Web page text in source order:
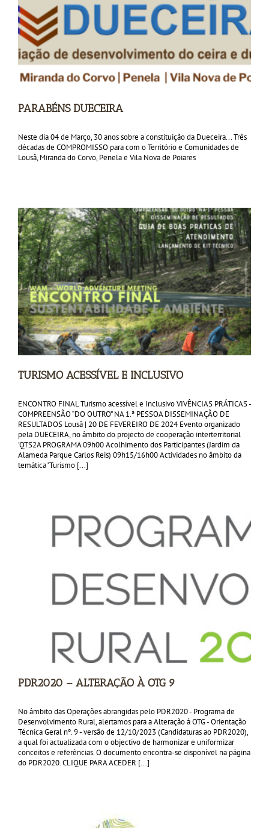
PARABÉNS DUECEIRA
Neste dia 04 de Março, 30 anos sobre a constituição da Dueceira... Três
décadas de COMPROMISSO para com o Território e Comunidades de
Lousã, Miranda do Corvo, Penela e Vila Nova de Poiares
TURISMO ACESSÍVEL E INCLUSIVO
ENCONTRO FINAL Turismo acessível e Inclusivo VIVÊNCIAS PRÁTICAS -
COMPREENSÃO “DO OUTRO” NA 1.ª PESSOA DISSEMINAÇÃO DE
RESULTADOS Lousã | 20 DE FEVEREIRO DE 2024 Evento organizado
pela DUECEIRA, no âmbito do projecto de cooperação interterritorial
'QTS2A PROGRAMA 09h00 Acolhimento dos Participantes (Jardim da
Alameda Parque Carlos Reis) 09h15/16h00 Actividades no âmbito da
temática ‘Turismo [...]
PDR2020 – ALTERAÇÃO À OTG 9
No âmbito das Operações abrangidas pelo PDR2020 - Programa de
Desenvolvimento Rural, alertamos para a Alteração à OTG - Orientação
Técnica Geral nº. 9 - versão de 12/10/2023 (Candidaturas ao PDR2020),
a qual foi actualizada com o objectivo de harmonizar e uniformizar
conceitos e referências. O documento encontra-se disponível na página
do PDR2020. CLIQUE PARA ACEDER [...]